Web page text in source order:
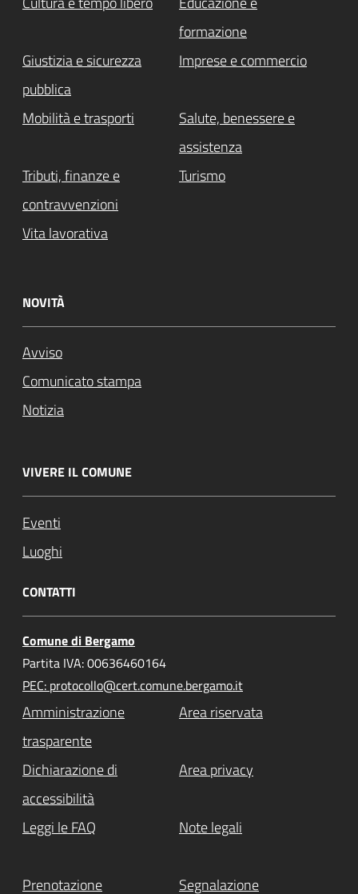
formazione
Giustizia e sicurezza
pubblica
Imprese e commercio
Mobilità e trasporti
Salute, benessere e
assistenza
Tributi, finanze e
contravvenzioni
Turismo
Vita lavorativa
NOVITÀ
Avviso
Comunicato stampa
Notizia
VIVERE IL COMUNE
Eventi
Luoghi
CONTATTI
Comune di Bergamo
Partita IVA: 00636460164
PEC: protocollo@cert.comune.bergamo.it
Amministrazione
trasparente
Area riservata
Dichiarazione di
accessibilità
Area privacy
Leggi le FAQ Note legali
Prenotazione Segnalazione